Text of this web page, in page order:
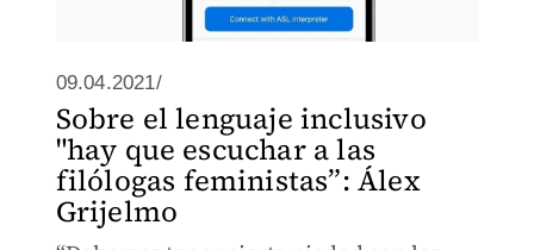
09.04.2021/
Sobre el lenguaje inclusivo
"hay que escuchar a las
filólogas feministas”: Álex
Grijelmo